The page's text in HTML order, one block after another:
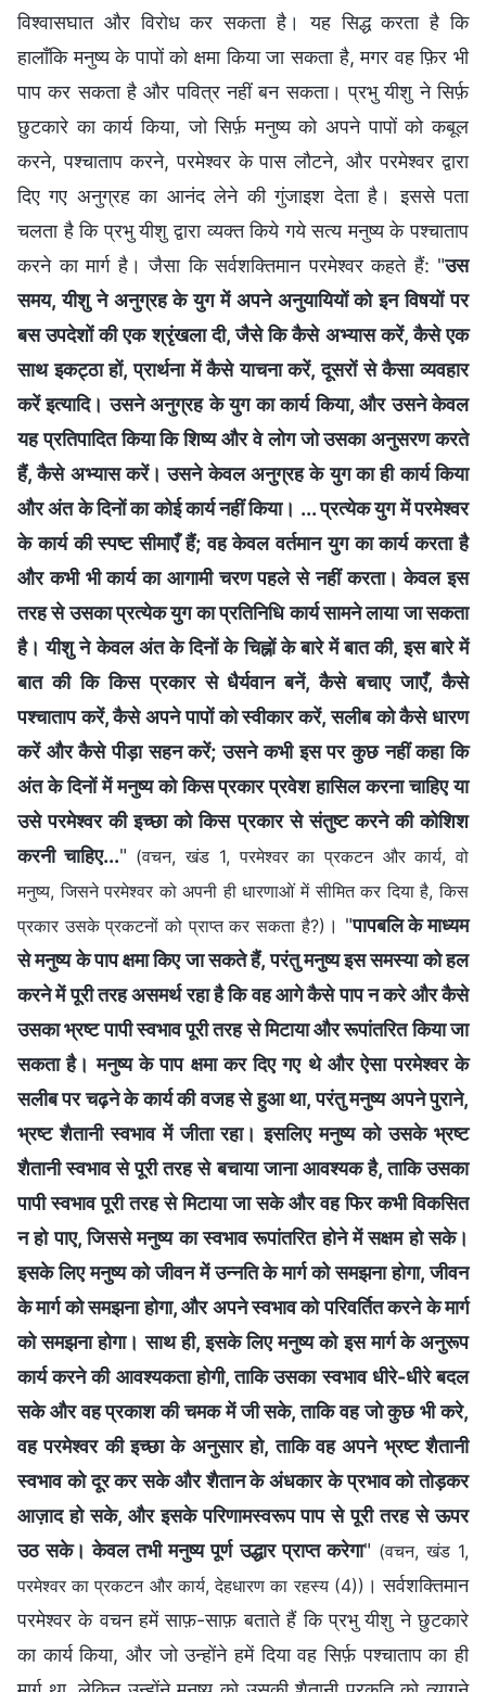
विश्वासघात और विरोध कर सकता है। यह सिद्ध करता है कि
हालाँकि मनुष्य के पापों को क्षमा किया जा सकता है, मगर वह फ़िर भी
पाप कर सकता है और पवित्र नहीं बन सकता। प्रभु यीशु ने सिर्फ़
छुटकारे का कार्य किया, जो सिर्फ़ मनुष्य को अपने पापों को कबूल
करने, पश्चाताप करने, परमेश्‍वर के पास लौटने, और परमेश्‍वर द्वारा
दिए गए अनुग्रह का आनंद लेने की गुंजाइश देता है। इससे पता
चलता है कि प्रभु यीशु द्वारा व्यक्त किये गये सत्य मनुष्य के पश्चाताप
करने का मार्ग है। जैसा कि सर्वशक्तिमान परमेश्‍वर कहते हैं: "उस
समय, यीशु ने अनुग्रह के युग में अपने अनुयायियों को इन विषयों पर
बस उपदेशों की एक श्रृंखला दी, जैसे कि कैसे अभ्यास करें, कैसे एक
साथ इकट्ठा हों, प्रार्थना में कैसे याचना करें, दूसरों से कैसा व्यवहार
करें इत्यादि। उसने अनुग्रह के युग का कार्य किया, और उसने केवल
यह प्रतिपादित किया कि शिष्य और वे लोग जो उसका अनुसरण करते
हैं, कैसे अभ्यास करें। उसने केवल अनुग्रह के युग का ही कार्य किया
और अंत के दिनों का कोई कार्य नहीं किया। ... प्रत्येक युग में परमेश्वर
के कार्य की स्पष्ट सीमाएँ हैं; वह केवल वर्तमान युग का कार्य करता है
और कभी भी कार्य का आगामी चरण पहले से नहीं करता। केवल इस
तरह से उसका प्रत्येक युग का प्रतिनिधि कार्य सामने लाया जा सकता
है। यीशु ने केवल अंत के दिनों के चिह्नों के बारे में बात की, इस बारे में
बात की कि किस प्रकार से धैर्यवान बनें, कैसे बचाए जाएँ, कैसे
पश्चाताप करें, कैसे अपने पापों को स्वीकार करें, सलीब को कैसे धारण
करें और कैसे पीड़ा सहन करें; उसने कभी इस पर कुछ नहीं कहा कि
अंत के दिनों में मनुष्य को किस प्रकार प्रवेश हासिल करना चाहिए या
उसे परमेश्वर की इच्छा को किस प्रकार से संतुष्ट करने की कोशिश
करनी चाहिए..." (वचन, खंड 1, परमेश्वर का प्रकटन और कार्य, वो
मनुष्य, जिसने परमेश्वर को अपनी ही धारणाओं में सीमित कर दिया है, किस
प्रकार उसके प्रकटनों को प्राप्त कर सकता है?) । "पापबलि के माध्यम
से मनुष्य के पाप क्षमा किए जा सकते हैं, परंतु मनुष्य इस समस्या को हल
करने में पूरी तरह असमर्थ रहा है कि वह आगे कैसे पाप न करे और कैसे
उसका भ्रष्ट पापी स्वभाव पूरी तरह से मिटाया और रूपांतरित किया जा
सकता है। मनुष्य के पाप क्षमा कर दिए गए थे और ऐसा परमेश्वर के
सलीब पर चढ़ने के कार्य की वजह से हुआ था, परंतु मनुष्य अपने पुराने,
भ्रष्ट शैतानी स्वभाव में जीता रहा। इसलिए मनुष्य को उसके भ्रष्ट
शैतानी स्वभाव से पूरी तरह से बचाया जाना आवश्यक है, ताकि उसका
पापी स्वभाव पूरी तरह से मिटाया जा सके और वह फिर कभी विकसित
न हो पाए, जिससे मनुष्य का स्वभाव रूपांतरित होने में सक्षम हो सके।
इसके लिए मनुष्य को जीवन में उन्नति के मार्ग को समझना होगा, जीवन
के मार्ग को समझना होगा, और अपने स्वभाव को परिवर्तित करने के मार्ग
को समझना होगा। साथ ही, इसके लिए मनुष्य को इस मार्ग के अनुरूप
कार्य करने की आवश्यकता होगी, ताकि उसका स्वभाव धीरे-धीरे बदल
सके और वह प्रकाश की चमक में जी सके, ताकि वह जो कुछ भी करे,
वह परमेश्वर की इच्छा के अनुसार हो, ताकि वह अपने भ्रष्ट शैतानी
स्वभाव को दूर कर सके और शैतान के अंधकार के प्रभाव को तोड़कर
आज़ाद हो सके, और इसके परिणामस्वरूप पाप से पूरी तरह से ऊपर
उठ सके। केवल तभी मनुष्य पूर्ण उद्धार प्राप्त करेगा" (वचन, खंड 1,
परमेश्वर का प्रकटन और कार्य, देहधारण का रहस्य (4)) । सर्वशक्तिमान
परमेश्‍वर के वचन हमें साफ़-साफ़ बताते हैं कि प्रभु यीशु ने छुटकारे
का कार्य किया, और जो उन्होंने हमें दिया वह सिर्फ़ पश्चाताप का ही